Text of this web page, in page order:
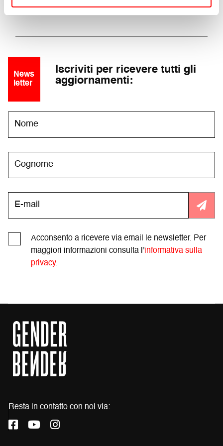
News
letter
Iscriviti per ricevere tutti gli
aggiornamenti:
Acconsento a ricevere via email le newsletter. Per
maggiori informazioni consulta l'informativa sulla
privacy.
Resta in contatto con noi via:
L
L
L